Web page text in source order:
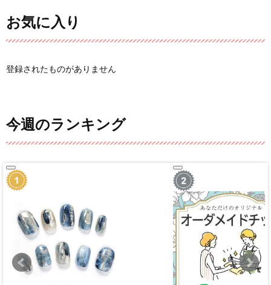
お気に入り
登録されたものがありません
今週のランキング